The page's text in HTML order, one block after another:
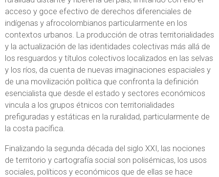
acceso y goce efectivo de derechos diferenciales de
indígenas y afrocolombianos particularmente en los
contextos urbanos. La producción de otras territorialidades
y la actualización de las identidades colectivas más allá de
los resguardos y títulos colectivos localizados en las selvas
y los ríos, da cuenta de nuevas imaginaciones espaciales y
de una movilización política que confronta la definición
esencialista que desde el estado y sectores económicos
vincula a los grupos étnicos con territorialidades
prefiguradas y estáticas en la ruralidad, particularmente de
la costa pacífica.
Finalizando la segunda década del siglo XXI, las nociones
de territorio y cartografía social son polisémicas, los usos
sociales, políticos y económicos que de ellas se hace